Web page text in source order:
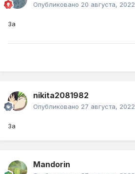
Опубликовано 20 августа, 2022
За
nikita2081982
Опубликовано 27 августа, 2022
За
Mandorin